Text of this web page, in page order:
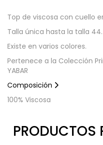
Top de viscosa con cuello
Talla única hasta la talla 44.
Existe en varios colores.
Pertenece a la Colección
YABAR
Composición
100% Viscosa
PRODUCTOS